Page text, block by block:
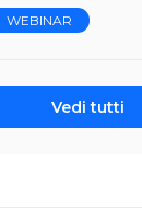
WEBINAR
Vedi tutti